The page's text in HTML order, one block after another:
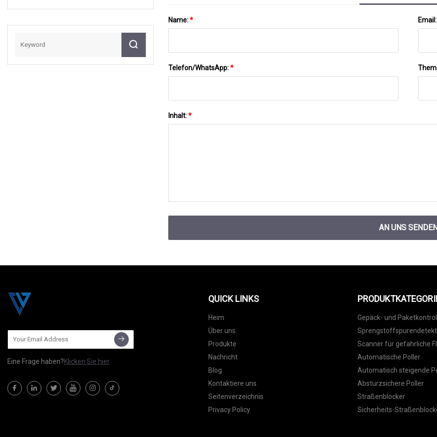
Erkennungssystem
Flüssigkeiten
Name:* Email:
Telefon/WhatsApp:*
Inhalt:*
AN UNS
Eine Frage haben?Klicken Sie hier
QUICK LINKS
Heim
Über uns
Produkte
Nachricht
Blog
Kontaktiere uns
Seitenverzeichnis
Privacy Policy
Gepäck- und
Scanner für gefährliche
Automatische Poller
Automatisch steigende
Absturzsichere Poller
Straßenblocker
Sicherheits-